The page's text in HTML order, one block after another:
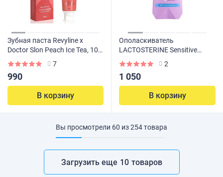
Зубная паста Revyline x
Doctor Slon Peach Ice Tea, 100
7
990
В корзину
Ополаскиватель
LACTOSTERINE Sensitive
Снижение чувствительности,
350мл
2
1 050
В корзину
Вы просмотрели 60 из254товара
Загрузить еще 10 товаров